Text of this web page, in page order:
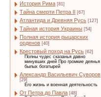
История Рима [81]
Тайна смерти Петра II [67]
Атлантида и Древняя Русь [127]
Тайная история Украины [54]
Полная история рыцарских
орденов [40]
Крестовый поход на Русь [62]
Полны чудес сказанья давно
минувших дней Про громкие деянья
былых богатырей
Александр Васильевич Суворов
[29]
Его жизнь и военная деятельность
От Петра до Павла [48]